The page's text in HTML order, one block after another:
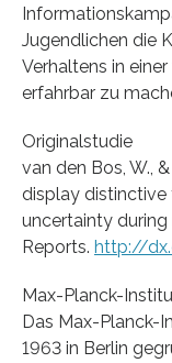
Jugendlichen die
Verhaltens in
erfahrbar zu
Originalstudie
van den Bos, W.,
display
uncertainty during
Reports. http://
Max-Planck-
Das Max-Planck-
1963 in Berlin